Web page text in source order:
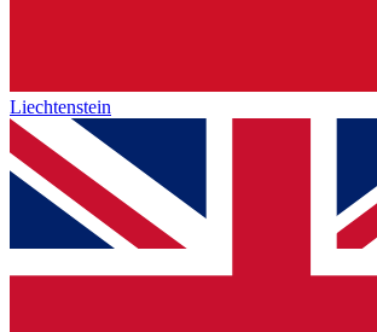
Liechtenstein